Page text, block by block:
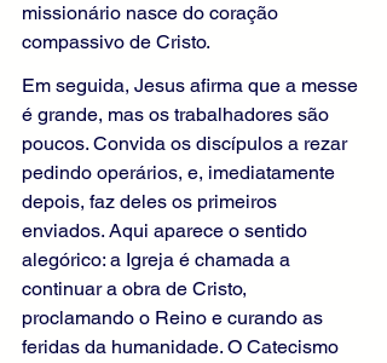
missionário nasce do coração
compassivo de Cristo.
Em seguida, Jesus afirma que a messe
é grande, mas os trabalhadores são
poucos. Convida os discípulos a rezar
pedindo operários, e, imediatamente
depois, faz deles os primeiros
enviados. Aqui aparece o sentido
alegórico: a Igreja é chamada a
continuar a obra de Cristo,
proclamando o Reino e curando as
feridas da humanidade. O Catecismo